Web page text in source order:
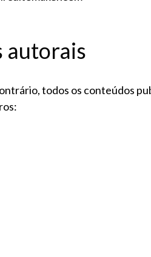
autorais
todos os conteúdos